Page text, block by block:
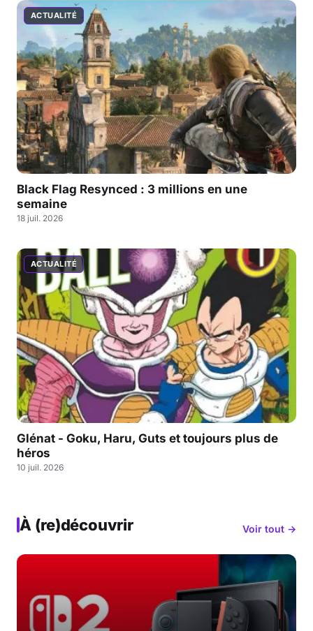
ACTUALITÉ
Black Flag Resynced : 3 millions en une
semaine
18 juil. 2026
ACTUALITÉ
Glénat - Goku, Haru, Guts et toujours plus de
héros
10 juil. 2026
À (re)découvrir Voir tout →